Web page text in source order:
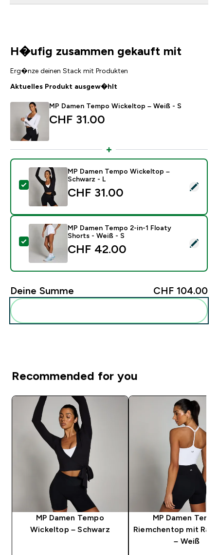
H�ufig zusammen gekauft mit
Erg�nze deinen Stack mit Produkten
Aktuelles Produkt ausgew�hlt
MP Damen Tempo Wickeltop – Weiß - S
CHF 31.00‎
Dieses Produkt ausw�hlen - MP Damen Tempo
MP Damen Tempo Wickeltop –
Schwarz - L
CHF 31.00‎
Dieses Produkt ausw�hlen - MP Damen Tempo 2-in-
MP Damen Tempo 2-in-1 Floaty
Shorts - Weiß - S
CHF 42.00‎
Deine Summe CHF 104.00‎
Recommended for you
MP Damen Tempo
Wickeltop – Schwarz
MP Damen
Riemchentop mit
– Weiß